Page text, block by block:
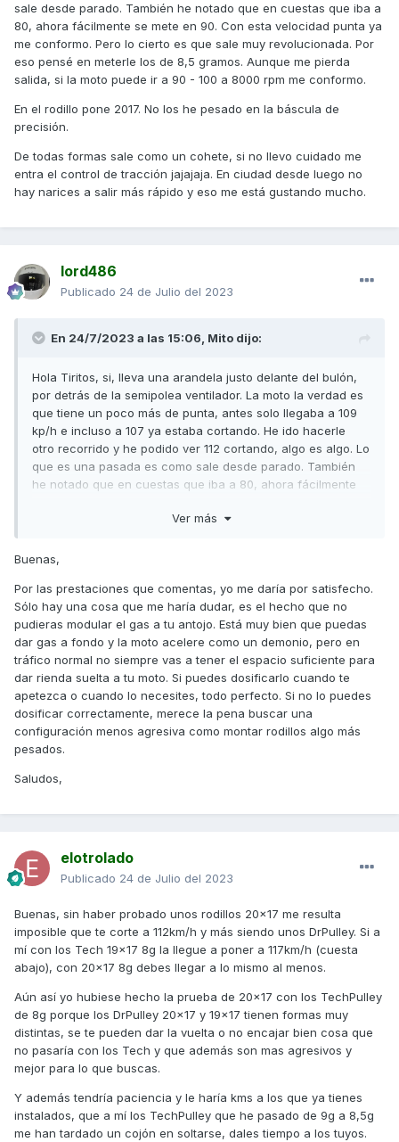
sale desde parado. También he notado que en cuestas que iba a
80, ahora fácilmente se mete en 90. Con esta velocidad punta ya
me conformo. Pero lo cierto es que sale muy revolucionada. Por
eso pensé en meterle los de 8,5 gramos. Aunque me pierda
salida, si la moto puede ir a 90 - 100 a 8000 rpm me conformo.
En el rodillo pone 2017. No los he pesado en la báscula de
precisión.
De todas formas sale como un cohete, si no llevo cuidado me
entra el control de tracción jajajaja. En ciudad desde luego no
hay narices a salir más rápido y eso me está gustando mucho.
lord486
Publicado 24 de Julio del 2023
En 24/7/2023 a las 15:06, Mito dijo:
Hola Tiritos, si, lleva una arandela justo delante del bulón,
por detrás de la semipolea ventilador. La moto la verdad es
que tiene un poco más de punta, antes solo llegaba a 109
kp/h e incluso a 107 ya estaba cortando. He ido hacerle
otro recorrido y he podido ver 112 cortando, algo es algo. Lo
que es una pasada es como sale desde parado. También
he notado que en cuestas que iba a 80, ahora fácilmente
Pero lo cierto es que sale muy revolucionada. Por eso
salida, si la moto puede ir a 90 - 100 a 8000 rpm me
En el rodillo pone 2017. No los he pesado en la báscula de
precisión.
De todas formas sale como un cohete, si no llevo cuidado
me entra el control de tracción jajajaja. En ciudad desde
luego no hay narices a salir más rápido y eso me está
gustando mucho.
Ver más
Buenas,
Por las prestaciones que comentas, yo me daría por satisfecho.
Sólo hay una cosa que me haría dudar, es el hecho que no
pudieras modular el gas a tu antojo. Está muy bien que puedas
dar gas a fondo y la moto acelere como un demonio, pero en
tráfico normal no siempre vas a tener el espacio suficiente para
dar rienda suelta a tu moto. Si puedes dosificarlo cuando te
apetezca o cuando lo necesites, todo perfecto. Si no lo puedes
dosificar correctamente, merece la pena buscar una
configuración menos agresiva como montar rodillos algo más
pesados.
Saludos,
elotrolado
Publicado 24 de Julio del 2023
Buenas, sin haber probado unos rodillos 20x17 me resulta
imposible que te corte a 112km/h y más siendo unos DrPulley. Si a
mí con los Tech 19x17 8g la llegue a poner a 117km/h (cuesta
abajo), con 20x17 8g debes llegar a lo mismo al menos.
Aún así yo hubiese hecho la prueba de 20x17 con los TechPulley
de 8g porque los DrPulley 20x17 y 19x17 tienen formas muy
distintas, se te pueden dar la vuelta o no encajar bien cosa que
no pasaría con los Tech y que además son mas agresivos y
mejor para lo que buscas.
Y además tendría paciencia y le haría kms a los que ya tienes
instalados, que a mí los TechPulley que he pasado de 9g a 8,5g
me han tardado un cojón en soltarse, dales tiempo a los tuyos.